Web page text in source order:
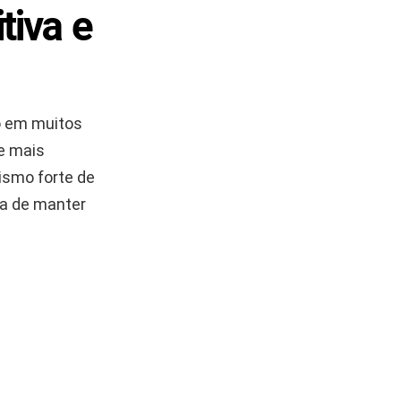
e
em muitos
mais
forte de
de manter